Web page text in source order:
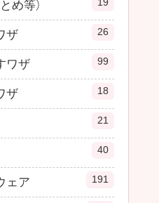
め等） 19
ザ 26
ワザ 99
ザ 18
21
40
ェア 191